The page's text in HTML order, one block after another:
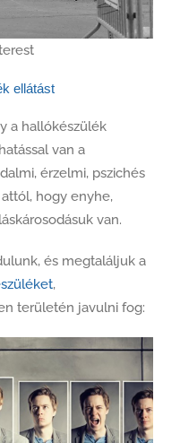
ellátást
a hallókészülék
van a
érzelmi, pszichés
hogy enyhe,
van.
és megtaláljuk a
,
területén javulni fog: